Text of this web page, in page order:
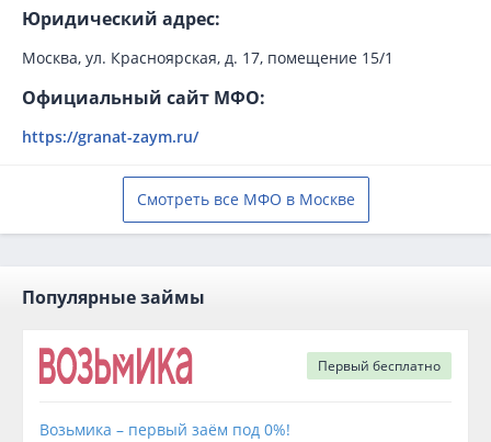
Юридический адрес:
Москва, ул. Красноярская, д. 17, помещение 15/1
Официальный сайт МФО:
https://granat-zaym.ru/
Смотреть все МФО в Москве
Популярные займы
Первый бесплатно
Возьмика – первый заём под 0%!